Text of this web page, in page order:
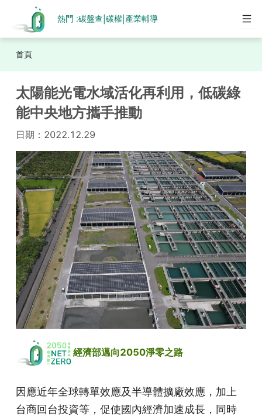
熱門 :碳盤查 碳權| 產業輔導
首頁
太陽能光電水域活化再利用，低碳綠
能中央地方攜手推動
日期： 2022.12.29
經濟部邁向2050淨零之路
因應近年全球轉單效應及半導體擴廠效應，加上
台商回台投資等，促使國內經濟加速成長，同時